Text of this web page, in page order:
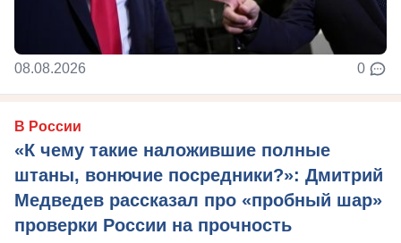
08.08.2026 0
В России
«К чему такие наложившие полные
штаны, вонючие посредники?»: Дмитрий
Медведев рассказал про «пробный шар»
проверки России на прочность